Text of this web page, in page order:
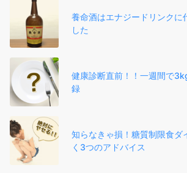
養命酒はエナジードリンクに
した
健康診断直前！！一週間で
録
知らなきゃ損！糖質制限食ダ
く3つのアドバイス